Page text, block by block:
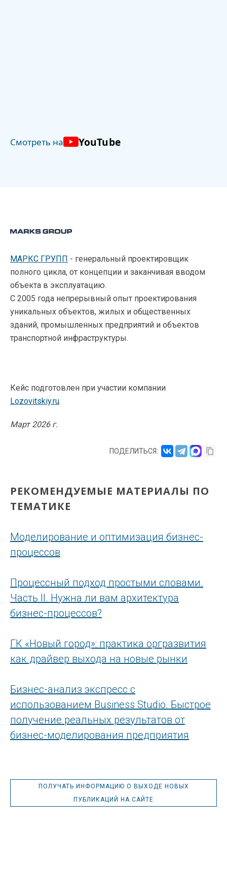
Смотреть на YouTube
МАРКС ГРУПП - генеральный проектировщик
полного цикла, от концепции и заканчивая вводом
объекта в эксплуатацию.
С 2005 года непрерывный опыт проектирования
уникальных объектов, жилых и общественных
зданий, промышленных предприятий и объектов
транспортной инфраструктуры.
Кейс подготовлен при участии компании
Lozovitskiy.ru.
Март 2026 г.
ПОДЕЛИТЬСЯ:
РЕКОМЕНДУЕМЫЕ МАТЕРИАЛЫ ПО
ТЕМАТИКЕ
Моделирование и оптимизация бизнес-
процессов
Процессный подход простыми словами.
Часть II. Нужна ли вам архитектура
бизнес-процессов?
ГК «Новый город»: практика оргразвития
как драйвер выхода на новые рынки
Бизнес-анализ экспресс с
использованием Business Studio. Быстрое
получение реальных результатов от
бизнес-моделирования предприятия